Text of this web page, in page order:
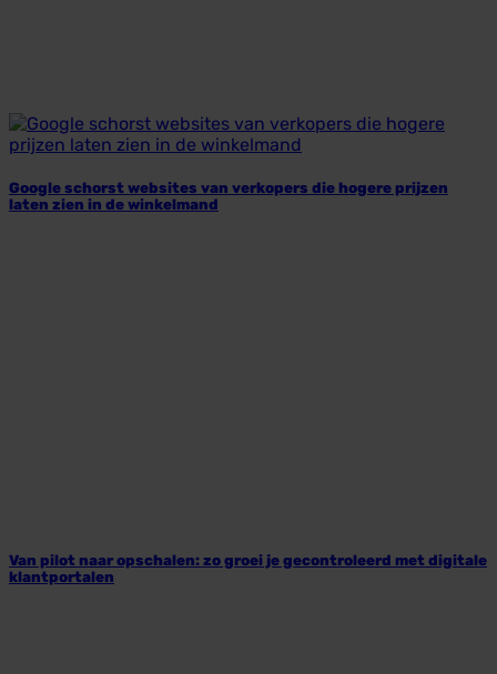
Google schorst websites van verkopers die hogere prijzen
laten zien in de winkelmand
Van pilot naar opschalen: zo groei je gecontroleerd met digitale
klantportalen